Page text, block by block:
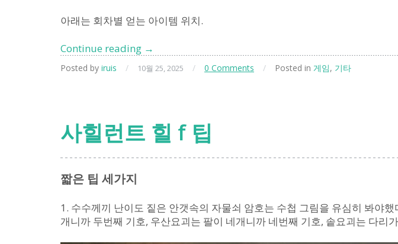
아래는 회차별 얻는 아이템 위치.
Continue reading 사
런
사
쿠
및
여
→
Posted by iruis / 10월 25, 2025 / 0 Comments / Posted in 게임, 기타
사힐런트 힐 f 팁
짧은 팁 세가지
1. 수수께끼 난이도 짙은 안갯속의 자물쇠 암호는 수첩 그림을 유심히 봐야
개니까 두번째 기호, 우산요괴는 팔이 네개니까 네번째 기호, 솥요괴는 다리